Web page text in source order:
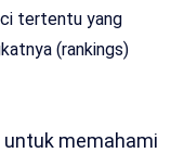
tertentu yang
(rankings)
memahami